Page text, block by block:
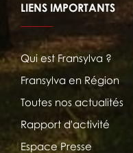
LIENS IMPORTANTS
Qui est Fransylva ?
Fransylva en Région
Toutes nos actualités
Rapport d'activité
Espace Presse